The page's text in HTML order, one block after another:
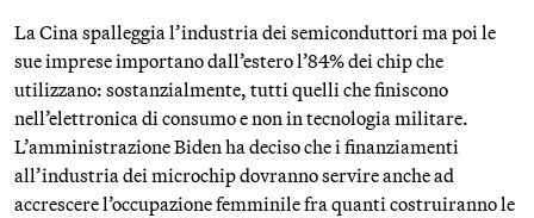
La Cina spalleggia l’industria dei semiconduttori ma poi le
sue imprese importano dall’estero l’84% dei chip che
utilizzano: sostanzialmente, tutti quelli che finiscono
nell’elettronica di consumo e non in tecnologia militare.
L’amministrazione Biden ha deciso che i finanziamenti
all’industria dei microchip dovranno servire anche ad
accrescere l’occupazione femminile fra quanti costruiranno le